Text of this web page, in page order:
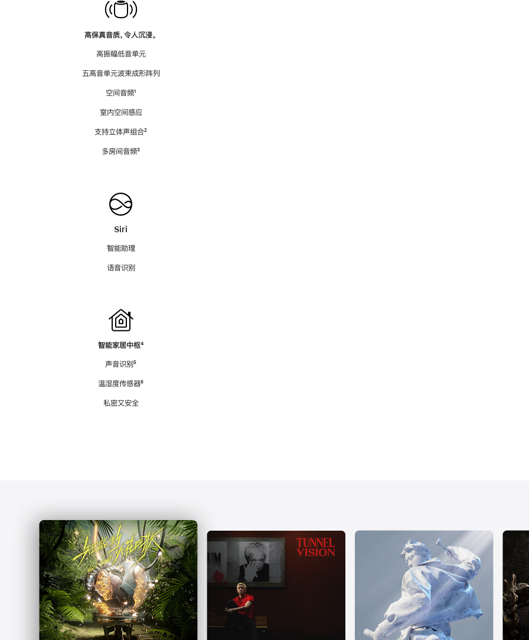
高保真音质，令人沉浸。
高振幅低音单元
五高音单元波束成形阵列
空间音频脚
¹
室内空间感应
支持立体声组合脚
²
多房间音频脚
³
Siri
智能助理
语音识别
智能家居中枢脚
⁴
声音识别脚
⁵
温湿度传感器脚
⁶
私密又安全